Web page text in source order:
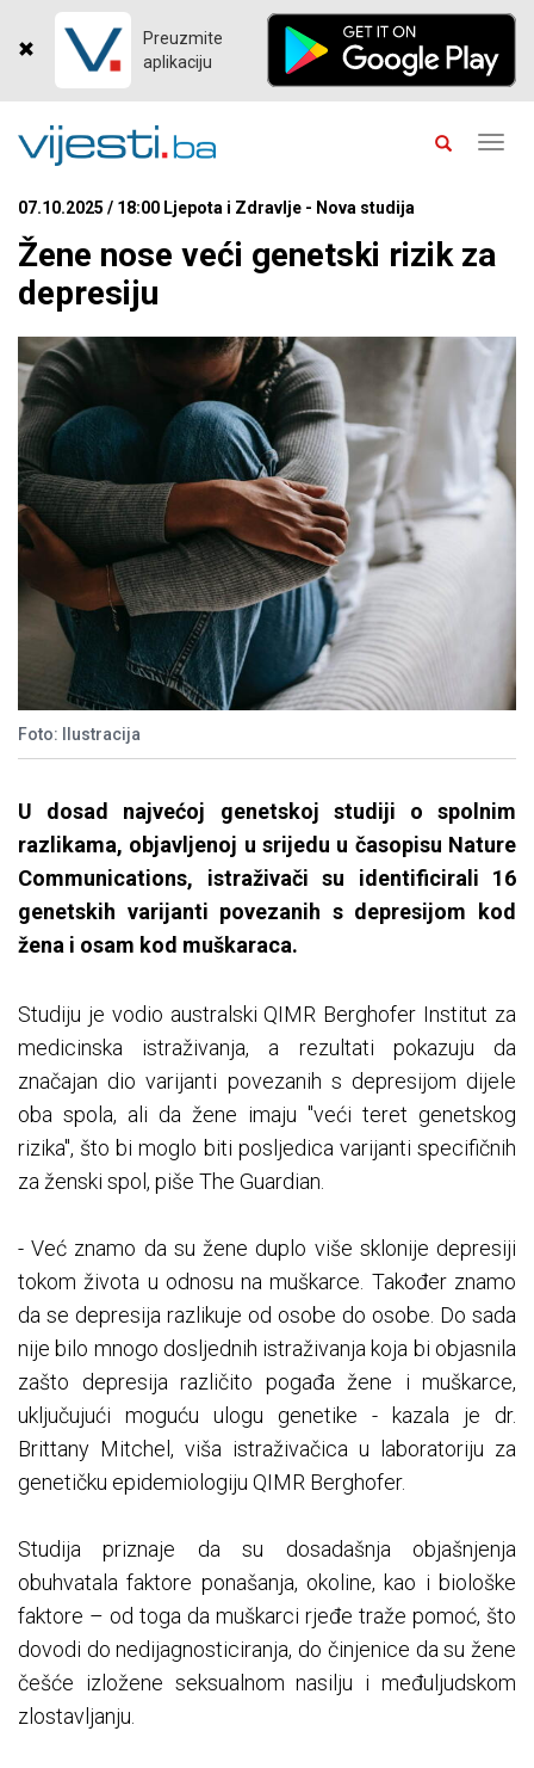
Preuzmite
aplikaciju
07.10.2025 / 18:00 Ljepota i Zdravlje - Nova studija
Žene nose veći genetski rizik za
depresiju
Foto: Ilustracija
U dosad najvećoj genetskoj studiji o spolnim
razlikama, objavljenoj u srijedu u časopisu Nature
Communications, istraživači su identificirali 16
genetskih varijanti povezanih s depresijom kod
žena i osam kod muškaraca.
Studiju je vodio australski QIMR Berghofer Institut za
medicinska istraživanja, a rezultati pokazuju da
značajan dio varijanti povezanih s depresijom dijele
oba spola, ali da žene imaju "veći teret genetskog
rizika", što bi moglo biti posljedica varijanti specifičnih
za ženski spol, piše The Guardian.
- Već znamo da su žene duplo više sklonije depresiji
tokom života u odnosu na muškarce. Također znamo
da se depresija razlikuje od osobe do osobe. Do sada
nije bilo mnogo dosljednih istraživanja koja bi objasnila
zašto depresija različito pogađa žene i muškarce,
uključujući moguću ulogu genetike - kazala je dr.
Brittany Mitchel, viša istraživačica u laboratoriju za
genetičku epidemiologiju QIMR Berghofer.
Studija priznaje da su dosadašnja objašnjenja
obuhvatala faktore ponašanja, okoline, kao i biološke
faktore – od toga da muškarci rjeđe traže pomoć, što
dovodi do nedijagnosticiranja, do činjenice da su žene
češće izložene seksualnom nasilju i međuljudskom
zlostavljanju.